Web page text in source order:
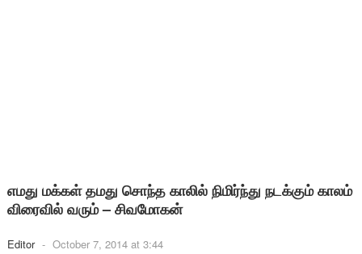
எமது மக்கள் தமது சொந்த காலில் நிமிர்ந்து நடக்கும் காலம்
விரைவில் வரும் – சிவமோகன்
Editor - October 7, 2014 at 3:44